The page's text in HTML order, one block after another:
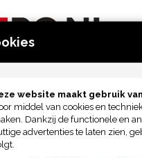
website maakt gebruik
middel van cookies en
Dankzij de functionele en
advertenties te laten zien,
GAME PC'S
Voor 12:00